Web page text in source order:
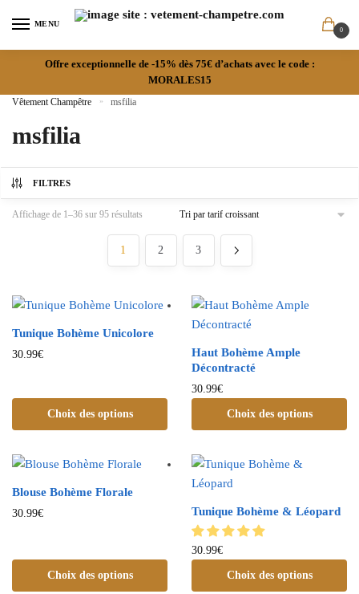
MENU
0
Offre exceptionnelle de -15% dès 75€ d’achats avec le code :
MORALES15
Vêtement Champêtre » msfilia
msfilia
FILTRES
Affichage de 1–36 sur 95 résultats
1 2 3
Tunique Bohème Unicolore
30.99€
Choix des options
Haut Bohème Ample
Décontracté
30.99€
Choix des options
Blouse Bohème Florale
30.99€
Choix des options
Tunique Bohème & Léopard
30.99€
Choix des options